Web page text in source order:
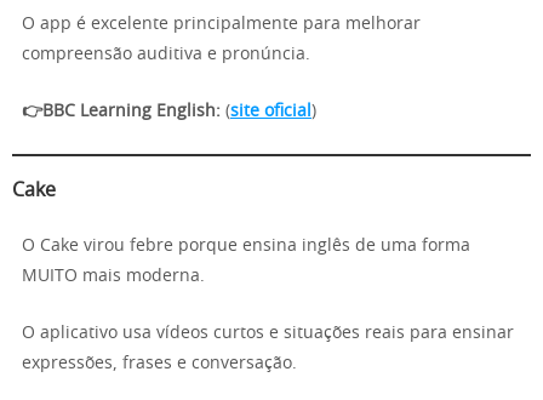
O app é excelente principalmente para melhorar
compreensão auditiva e pronúncia.
👉BBC Learning English: (site oficial )
Cake
O Cake virou febre porque ensina inglês de uma forma
MUITO mais moderna.
O aplicativo usa vídeos curtos e situações reais para ensinar
expressões, frases e conversação.